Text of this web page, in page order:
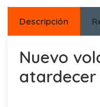
Descripción
Nuevo